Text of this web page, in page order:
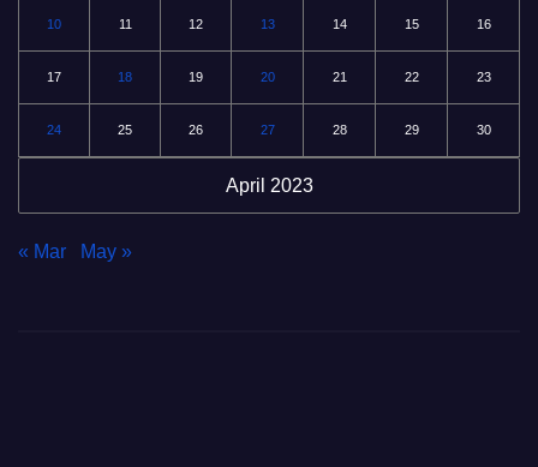
April 2023
10 11 12 13 14 15 16
17 18 19 20 21 22 23
24 25 26 27 28 29 30
« Mar May »